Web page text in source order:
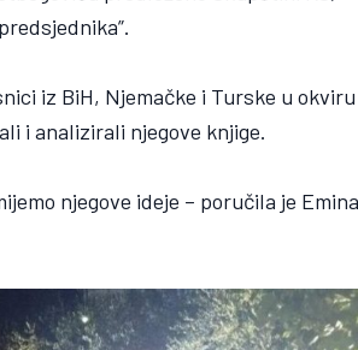
iz BiH, Njemačke i Turske u okviru
i analizirali njegove knjige.
njegove ideje – poručila je